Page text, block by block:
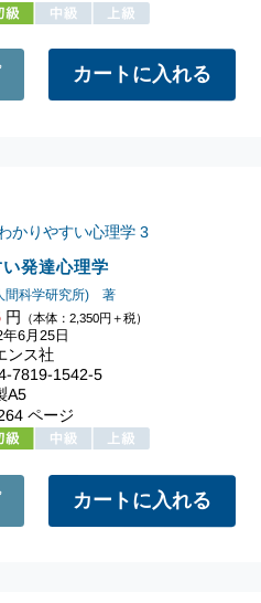
発達心理学
かりやすい心理学 3
間科学研究所) 著
円 （本体：2,350円＋税）
6月25日
ンス社
7819-1542-5
A5
ページ